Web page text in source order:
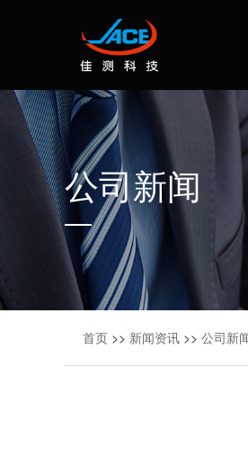
公司新闻
首页 >> 新闻资讯 >> 公司新